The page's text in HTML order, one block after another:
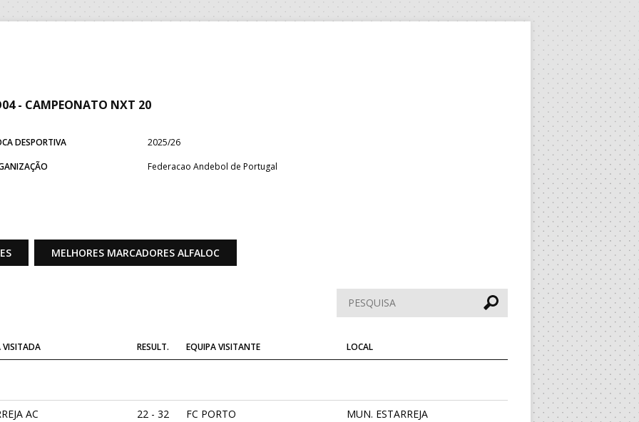
- CAMPEONATO NXT 20
DESPORTIVA
2025/26
Federacao Andebol de Portugal
Pesquisar
MELHORES MARCADORES ALFALOC
VISITADA RESULT. EQUIPA VISITANTE LOCAL
AC 22 - 32 FC PORTO
MUN. ESTARREJA